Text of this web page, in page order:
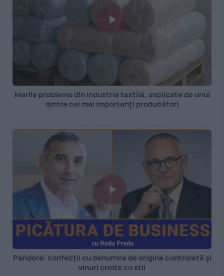
Marile probleme din industria textilă, explicate de unul
dintre cei mai importanți producători
Pandora: confecții cu denumire de origine controlată și
vinuri croite cu stil